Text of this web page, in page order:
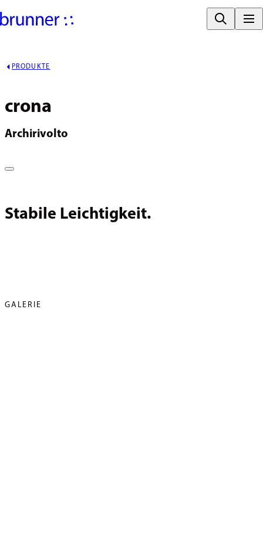
PRODUKTE
crona
Archirivolto
Stabile Leichtigkeit.
GALERIE